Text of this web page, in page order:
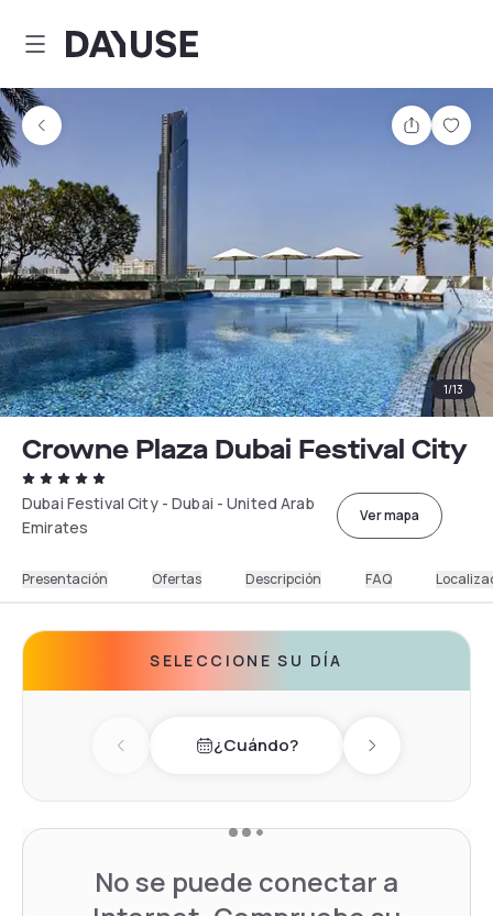
Dayuse
1/13
Crowne Plaza Dubai Festival City
Dubai Festival City - Dubai - United Arab
Emirates
Ver mapa
Presentación Ofertas Descripción FAQ
SELECCIONE SU DÍA
Previous day¿Cuándo? Next day
No se puede conectar a